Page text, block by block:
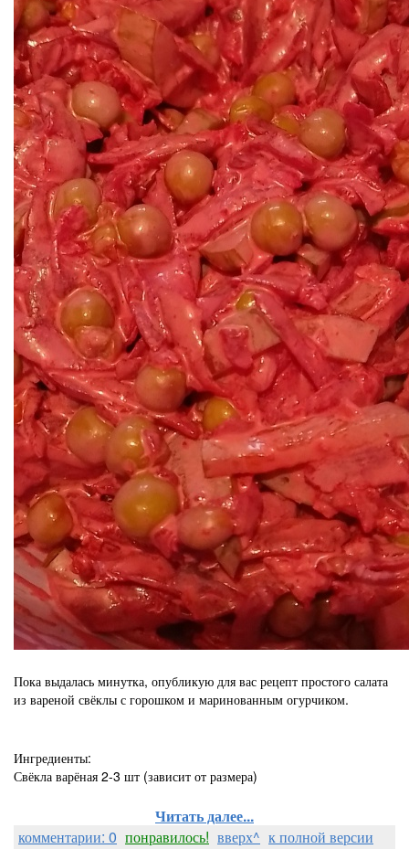
Пока выдалась минутка, опубликую для вас рецепт простого салата
из вареной свёклы с горошком и маринованным огурчиком.
Ингредиенты:
Свёкла варёная 2-3 шт (зависит от размера)
Читать далее...
комментарии: 0 понравилось! вверх^ к полной версии